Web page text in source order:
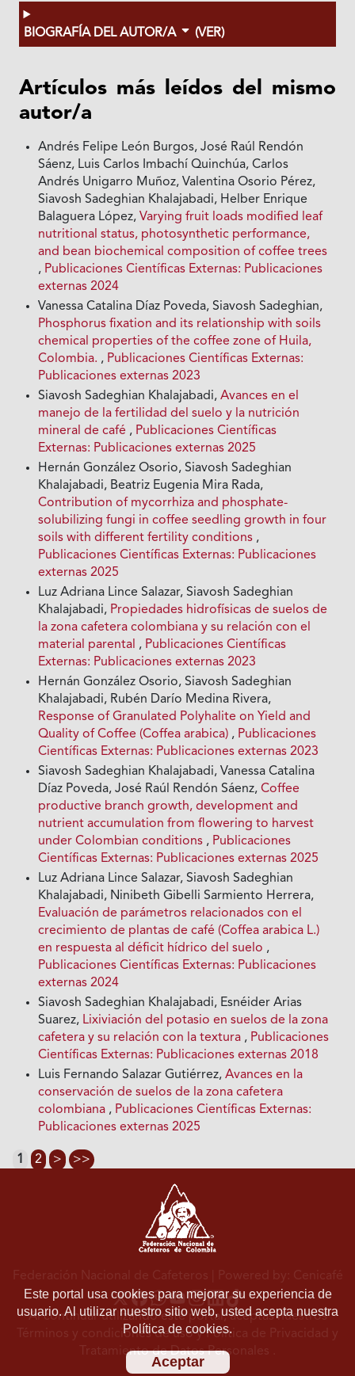
BIOGRAFÍA DEL AUTOR/A (VER)
Artículos más leídos del mismo
autor/a
Andrés Felipe León Burgos, José Raúl Rendón
Sáenz, Luis Carlos Imbachí Quinchúa, Carlos
Andrés Unigarro Muñoz, Valentina Osorio Pérez,
Siavosh Sadeghian Khalajabadi, Helber Enrique
Balaguera López,Varying fruit loads modified leaf
nutritional status, photosynthetic performance,
and bean biochemical composition of coffee trees
, Publicaciones Científicas Externas: Publicaciones
externas 2024
Vanessa Catalina Díaz Poveda, Siavosh Sadeghian,
Phosphorus fixation and its relationship with soils
chemical properties of the coffee zone of Huila,
Colombia. , Publicaciones Científicas Externas:
Publicaciones externas 2023
Siavosh Sadeghian Khalajabadi,Avances en el
manejo de la fertilidad del suelo y la nutrición
mineral de café , Publicaciones Científicas
Externas: Publicaciones externas 2025
Hernán González Osorio, Siavosh Sadeghian
Khalajabadi, Beatriz Eugenia Mira Rada,
Contribution of mycorrhiza and phosphate-
solubilizing fungi in coffee seedling growth in four
soils with different fertility conditions ,
Publicaciones Científicas Externas: Publicaciones
externas 2025
Luz Adriana Lince Salazar, Siavosh Sadeghian
Khalajabadi, Propiedades hidrofísicas de suelos de
la zona cafetera colombiana y su relación con el
material parental , Publicaciones Científicas
Externas: Publicaciones externas 2023
Hernán González Osorio, Siavosh Sadeghian
Khalajabadi, Rubén Darío Medina Rivera,
Response of Granulated Polyhalite on Yield and
Quality of Coffee (Coffea arabica) , Publicaciones
Científicas Externas: Publicaciones externas 2023
Siavosh Sadeghian Khalajabadi, Vanessa Catalina
Díaz Poveda, José Raúl Rendón Sáenz,Coffee
productive branch growth, development and
nutrient accumulation from flowering to harvest
under Colombian conditions , Publicaciones
Científicas Externas: Publicaciones externas 2025
Luz Adriana Lince Salazar, Siavosh Sadeghian
Khalajabadi, Ninibeth Gibelli Sarmiento Herrera,
Evaluación de parámetros relacionados con el
crecimiento de plantas de café (Coffea arabica L.)
en respuesta al déficit hídrico del suelo ,
Publicaciones Científicas Externas: Publicaciones
externas 2024
Siavosh Sadeghian Khalajabadi, Esnéider Arias
Suarez, Lixiviación del potasio en suelos de la zona
cafetera y su relación con la textura , Publicaciones
Científicas Externas: Publicaciones externas 2018
Luis Fernando Salazar Gutiérrez,Avances en la
conservación de suelos de la zona cafetera
colombiana , Publicaciones Científicas Externas:
Publicaciones externas 2025
1 2 > >>
Este portal usa cookies para mejorar su experiencia de
usuario. Al utilizar nuestro sitio web, usted acepta nuestra
Política de cookies.
Aceptar
Federación Nacional de Cafeteros | Powered by: Cenicafé
Al continuar utilizando este portal, aceptas nuestros
Términos y condiciones de usoyPolítica de Privacidad y
Tratamiento de Datos Personales